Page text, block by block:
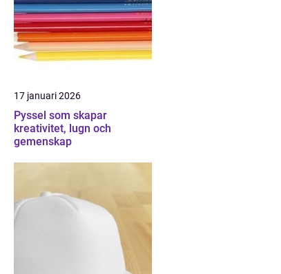
17 januari 2026
Pyssel som skapar
kreativitet, lugn och
gemenskap